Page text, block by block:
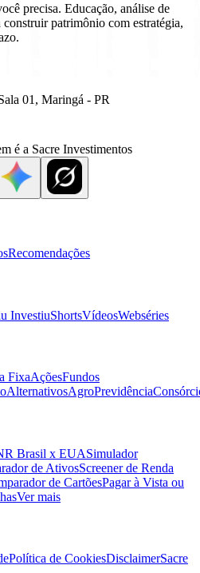
precisa. Educação, análise de
construir patrimônio com estratégia,
01, Maringá - PR
é a Sacre Investimentos
Recomendações
InvestiuShortsVídeosWebséries
FixaAçõesFundos
AlternativosAgroPrevidência
Brasil x EUASimulador
de AtivosScreener de Renda
de CartõesPagar à Vista ou
Ver mais
Política de CookiesDisclaimerSacre